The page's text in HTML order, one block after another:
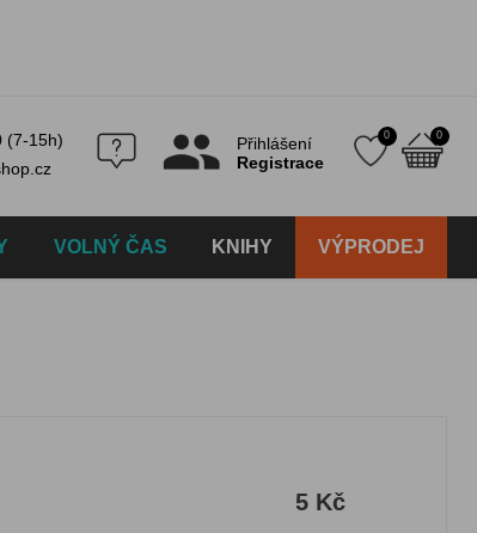
(7-15h)
Přihlášení
Registrace
0 0
VOLNÝ ČAS KNIHY VÝPRODEJ
5 Kč